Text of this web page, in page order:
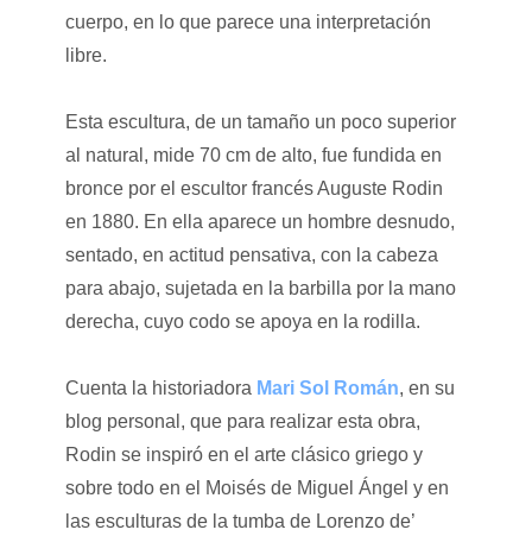
cuerpo, en lo que parece una interpretación
libre.
Esta escultura, de un tamaño un poco superior
al natural, mide 70 cm de alto, fue fundida en
bronce por el escultor francés Auguste Rodin
en 1880. En ella aparece un hombre desnudo,
sentado, en actitud pensativa, con la cabeza
para abajo, sujetada en la barbilla por la mano
derecha, cuyo codo se apoya en la rodilla.
Cuenta la historiadora Mari Sol Román, en su
blog personal, que para realizar esta obra,
Rodin se inspiró en el arte clásico griego y
sobre todo en el Moisés de Miguel Ángel y en
las esculturas de la tumba de Lorenzo de’